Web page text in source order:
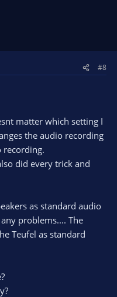
#8
matter which setting I
the audio recording
did every trick and
as standard audio
problems.... The
Teufel as standard